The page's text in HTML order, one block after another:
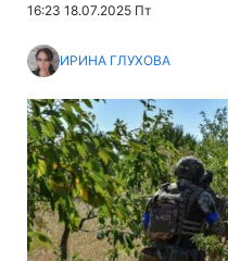
16:23 18.07.2025 Пт
ИРИНА ГЛУХОВА